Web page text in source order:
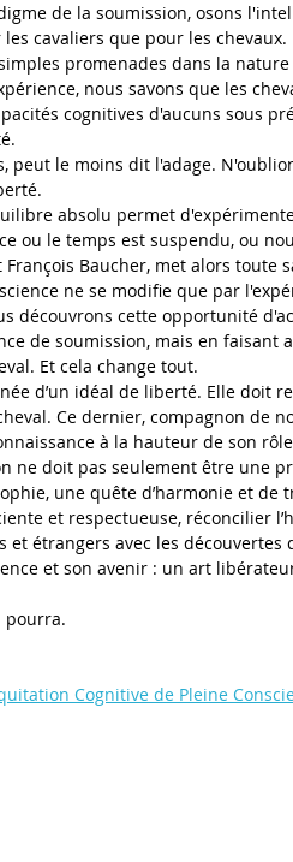
de la soumission, osons
les cavaliers que pour les chevaux.
promenades dans la
nous savons que les
cognitives d'aucuns sous
peut le moins dit l'adage.
absolu permet
ou le temps est suspendu, ou
Baucher, met alors toute
ne se modifie que par
découvrons cette opportunité
de soumission, mais en
Et cela change tout.
née d’un idéal de liberté. Elle
Ce dernier, compagnon de
à la hauteur de son
ne doit pas seulement être une
une quête d’harmonie et de
et respectueuse, réconcilier
et étrangers avec les découvertes
et son avenir : un art
pourra.
Cognitive de Pleine